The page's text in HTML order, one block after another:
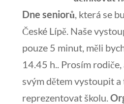
Dne seniorů, která se
České Lípě. Naše
pouze 5 minut, měli
14.45 h.. Prosím
svým dětem vystoupit a
reprezentovat školu.